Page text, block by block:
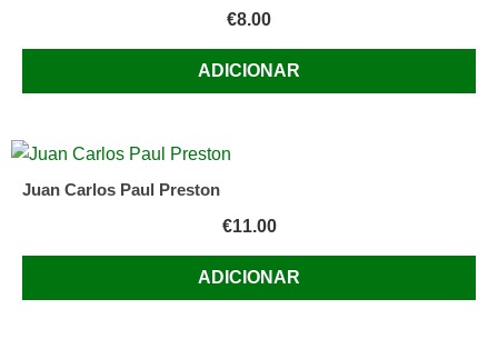
€8.00
ADICIONAR
Juan Carlos Paul Preston
€11.00
ADICIONAR